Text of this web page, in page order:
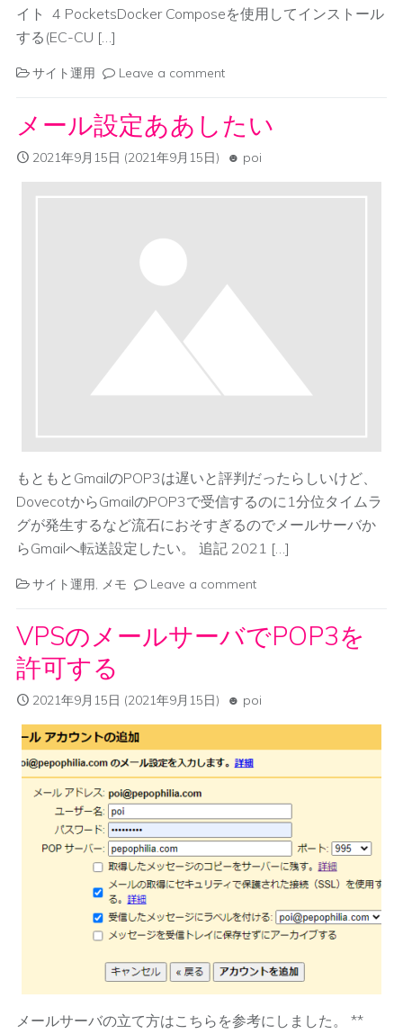
イト 4 PocketsDocker Composeを使用してインストール
する(EC-CU […]
サイト運用 Leave a comment
メール設定ああしたい
2021年9月15日 (2021年9月15日) poi
もともとGmailのPOP3は遅いと評判だったらしいけど、
DovecotからGmailのPOP3で受信するのに1分位タイムラ
グが発生するなど流石におそすぎるのでメールサーバか
らGmailへ転送設定したい。 追記 2021 […]
サイト運用, メモ Leave a comment
VPSのメールサーバでPOP3を
許可する
2021年9月15日 (2021年9月15日) poi
メールサーバの立て方はこちらを参考にしました。 **